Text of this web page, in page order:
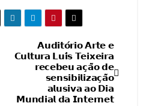
𝗔𝘂𝗱𝗶𝘁𝗼́𝗿𝗶𝗼 𝗔𝗿𝘁𝗲 𝗲
𝗖𝘂𝗹𝘁𝘂𝗿𝗮 𝗟𝘂𝗶́𝘀 𝗧𝗲𝗶𝘅𝗲𝗶𝗿𝗮
𝗿𝗲𝗰𝗲𝗯𝗲𝘂 𝗮𝗰̧𝗮̃𝗼 𝗱𝗲
𝘀𝗲𝗻𝘀𝗶𝗯𝗶𝗹𝗶𝘇𝗮𝗰̧𝗮̃𝗼
𝗮𝗹𝘂𝘀𝗶𝘃𝗮 𝗮𝗼 𝗗𝗶𝗮
𝗠𝘂𝗻𝗱𝗶𝗮𝗹 𝗱𝗮 𝗜𝗻𝘁𝗲𝗿𝗻𝗲𝘁